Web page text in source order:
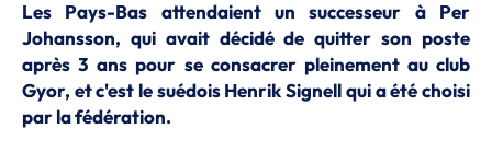
Les Pays-Bas attendaient un successeur à Per
Johansson, qui avait décidé de quitter son poste
après 3 ans pour se consacrer pleinement au club
Gyor, et c'est le suédois Henrik Signell qui a été choisi
par la fédération.